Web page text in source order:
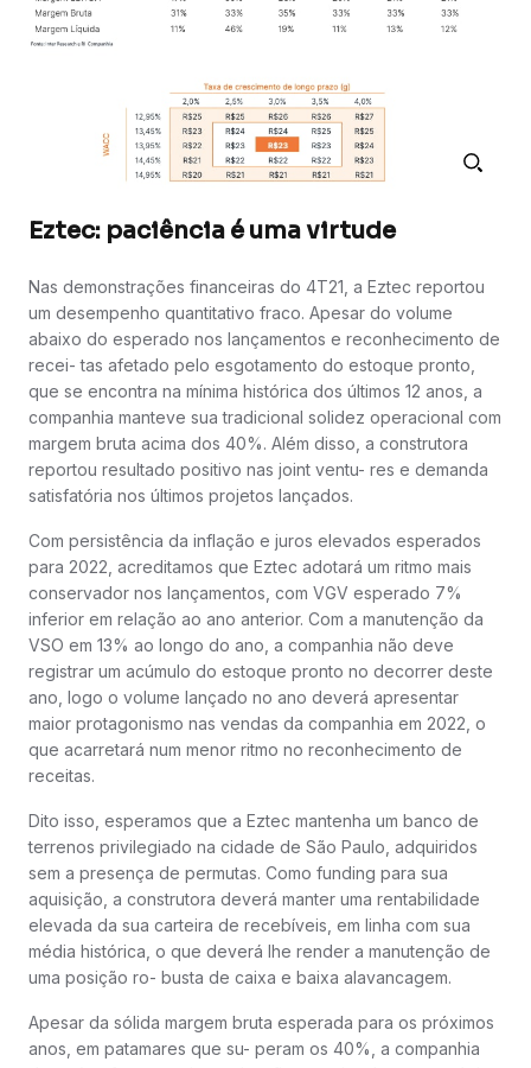
Eztec: paciência é uma virtude
Nas demonstrações financeiras do 4T21, a Eztec reportou
um desempenho quantitativo fraco. Apesar do volume
abaixo do esperado nos lançamentos e reconhecimento de
recei- tas afetado pelo esgotamento do estoque pronto,
que se encontra na mínima histórica dos últimos 12 anos, a
companhia manteve sua tradicional solidez operacional com
margem bruta acima dos 40%. Além disso, a construtora
reportou resultado positivo nas joint ventu- res e demanda
satisfatória nos últimos projetos lançados.
Com persistência da inflação e juros elevados esperados
para 2022, acreditamos que Eztec adotará um ritmo mais
conservador nos lançamentos, com VGV esperado 7%
inferior em relação ao ano anterior. Com a manutenção da
VSO em 13% ao longo do ano, a companhia não deve
registrar um acúmulo do estoque pronto no decorrer deste
ano, logo o volume lançado no ano deverá apresentar
maior protagonismo nas vendas da companhia em 2022, o
que acarretará num menor ritmo no reconhecimento de
receitas.
Dito isso, esperamos que a Eztec mantenha um banco de
terrenos privilegiado na cidade de São Paulo, adquiridos
sem a presença de permutas. Como funding para sua
aquisição, a construtora deverá manter uma rentabilidade
elevada da sua carteira de recebíveis, em linha com sua
média histórica, o que deverá lhe render a manutenção de
uma posição ro- busta de caixa e baixa alavancagem.
Apesar da sólida margem bruta esperada para os próximos
anos, em patamares que su- peram os 40%, a companhia